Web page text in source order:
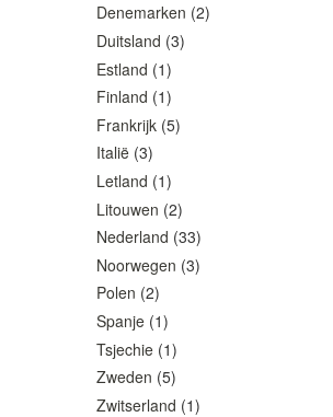
Denemarken (2)
Duitsland (3)
Estland (1)
Finland (1)
Frankrijk (5)
Italië (3)
Letland (1)
Litouwen (2)
Nederland (33)
Noorwegen (3)
Polen (2)
Spanje (1)
Tsjechie (1)
Zweden (5)
Zwitserland (1)